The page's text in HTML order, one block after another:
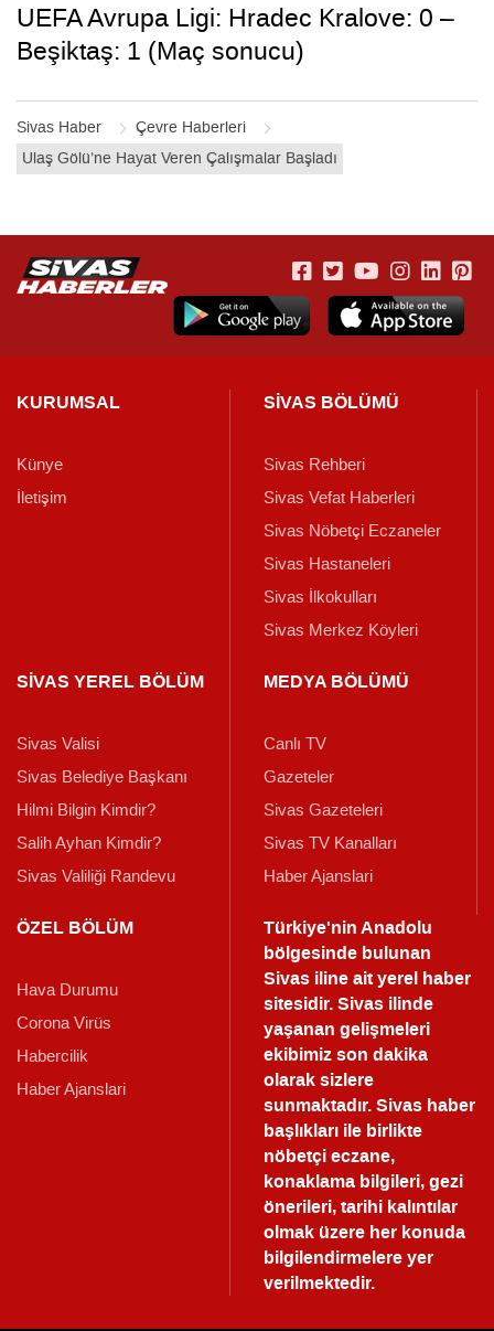
Sivas Haber
Çevre Haberleri
Ulaş Gölü’ne Hayat Veren Çalışmalar Başladı
UEFA Avrupa Ligi: Hradec Kralove: 0 –
Beşiktaş: 1 (Maç sonucu)
KURUMSAL
Künye
İletişim
SİVAS BÖLÜMÜ
Sivas Rehberi
Sivas Vefat Haberleri
Sivas Nöbetçi Eczaneler
Sivas Hastaneleri
Sivas İlkokulları
Sivas Merkez Köyleri
SİVAS YEREL BÖLÜM
Sivas Valisi
Sivas Belediye Başkanı
Hilmi Bilgin Kimdir?
Salih Ayhan Kimdir?
Sivas Valiliği Randevu
MEDYA BÖLÜMÜ
Canlı TV
Gazeteler
Sivas Gazeteleri
Sivas TV Kanalları
Haber Ajanslari
ÖZEL BÖLÜM
Hava Durumu
Corona Virüs
Habercilik
Haber Ajanslari
Türkiye'nin Anadolu
bölgesinde bulunan
Sivas iline ait yerel haber
sitesidir. Sivas ilinde
yaşanan gelişmeleri
ekibimiz son dakika
olarak sizlere
sunmaktadır.Sivas haber
başlıkları ile birlikte
nöbetçi eczane,
konaklama bilgileri, gezi
önerileri, tarihi kalıntılar
olmak üzere her konuda
bilgilendirmelere yer
verilmektedir.